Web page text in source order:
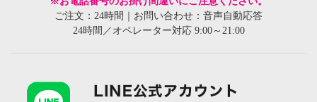
ご注文：24時間｜お問い合わせ：音声自動応答
24時間／オペレーター対応 9:00～21:00